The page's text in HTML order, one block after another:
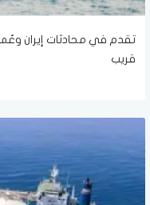
تقدم في محادثات إيران
قريب